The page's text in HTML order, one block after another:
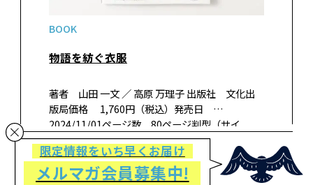
BOOK
物語を紡ぐ衣服
著者 山田 一文 ／ 高原 万理子 出版社 文化出
版局価格 1,760円（税込）発売日
2024/11/01ページ数 80ページ判型（サイ
ズ） B5変形判ISBN 978-4-579-11835-9 書
籍紹介「the last flowe…
限定情報をいち早くお届け
メルマガ会員募集中!